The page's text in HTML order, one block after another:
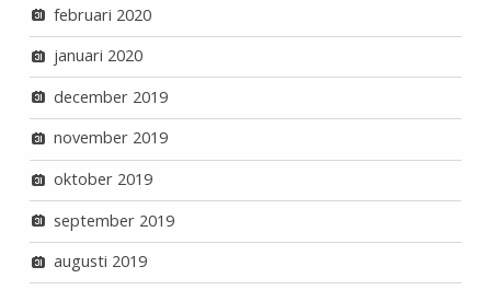
februari 2020
januari 2020
december 2019
november 2019
oktober 2019
september 2019
augusti 2019